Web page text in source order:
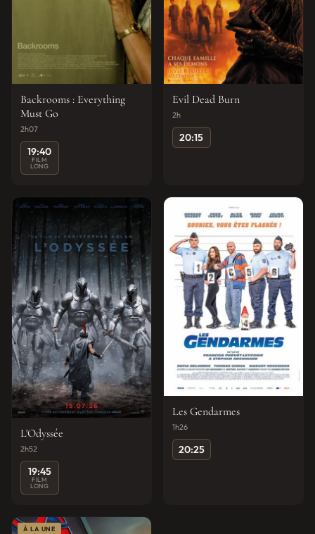
Backrooms : Everything
Must Go
2h07
19:40
FILM
LONG
Evil Dead Burn
2h
20:15
L'Odyssée
2h52
19:45
FILM
LONG
Les Gendarmes
1h26
20:25
À LA UNE